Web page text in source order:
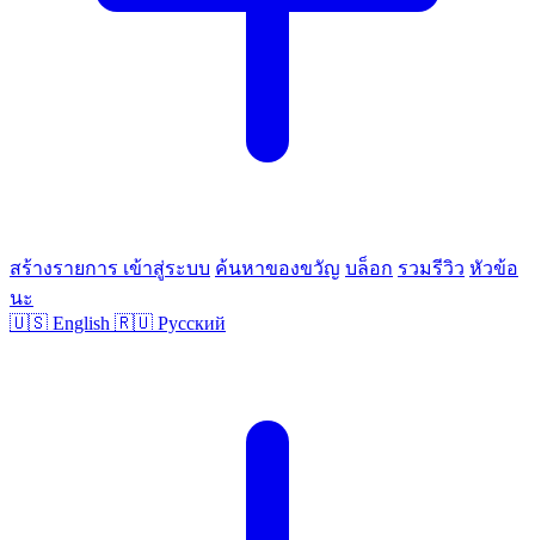
สร้างรายการ เข้าสู่ระบบ ค้นหาของขวัญ บล็อก รวมรีวิว หัวข้อ
นะ
🇺🇸 English 🇷🇺 Русский